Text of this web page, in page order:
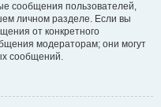
сообщения пользователей,
личном разделе. Если вы
от конкретного
модераторам; они могут
сообщений.